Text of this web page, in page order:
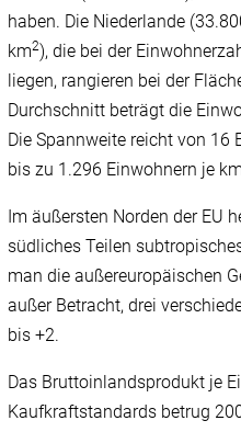
haben. Die Niederlande
km2), die bei der
liegen, rangieren bei der
Durchschnitt beträgt die
Die Spannweite reicht von 16
bis zu 1.296 Einwohnern je
Im äußersten Norden der EU
südliches Teilen
man die außereuropäischen
außer Betracht, drei
bis +2.
Das Bruttoinlandsprodukt je
Kaufkraftstandards betrug